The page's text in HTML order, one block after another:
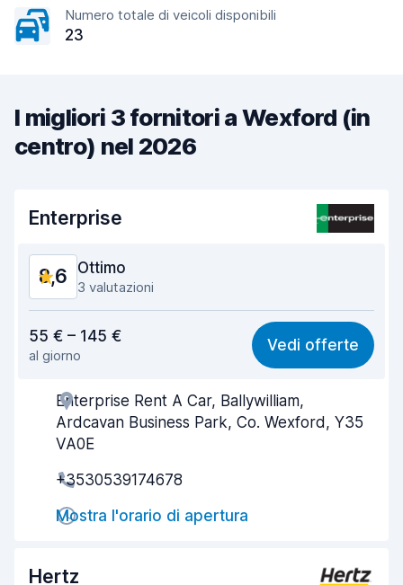
Numero totale di veicoli disponibili
23
I migliori 3 fornitori a Wexford (in
centro) nel 2026
Enterprise
8,6 Ottimo
3 valutazioni
8,6
Facile da trovare 8,3
Gentilezza degli agenti
Rapidità del ritiro
Rapidità della riconsegna
Pulizia del veicolo
55 € – 145 €
al giorno
Vedi offerte
Enterprise Rent A Car, Ballywilliam,
Ardcavan Business Park, Co. Wexford, Y35
VA0E
+3530539174678
Mostra l'orario di apertura
Hertz